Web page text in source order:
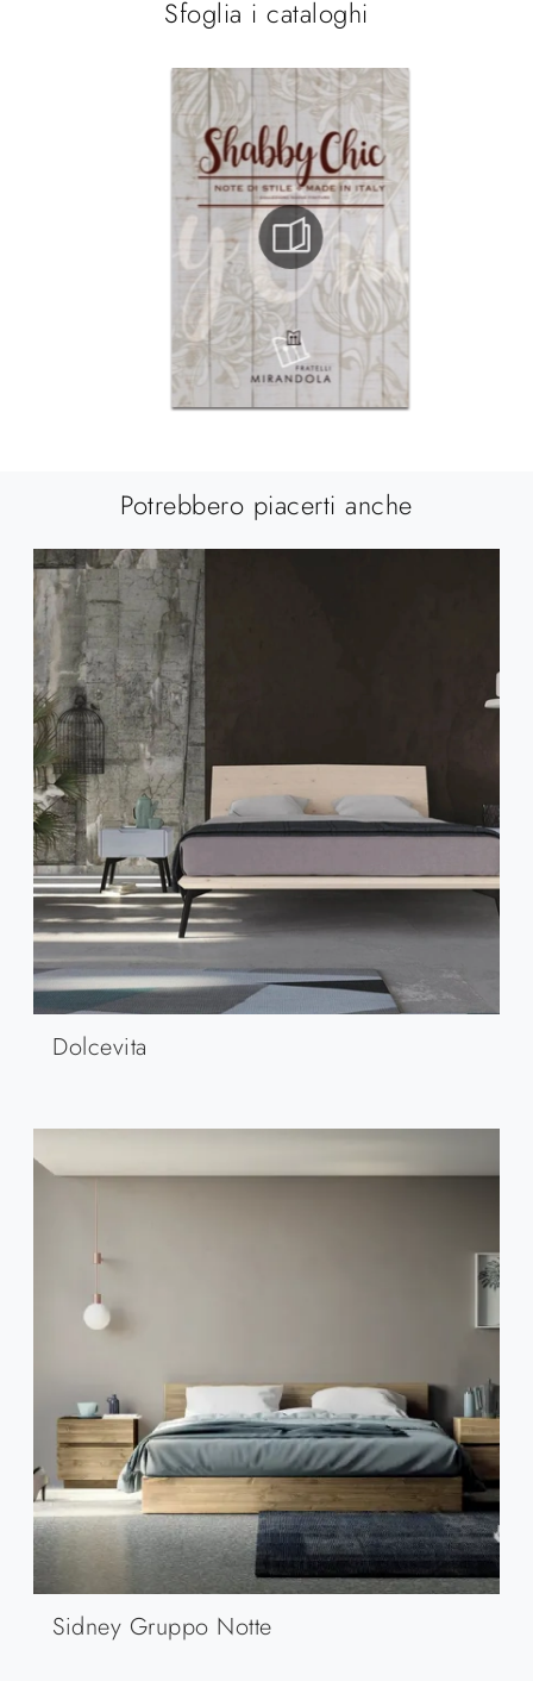
Sfoglia i cataloghi
Potrebbero piacerti anche
Dolcevita
Sidney Gruppo Notte